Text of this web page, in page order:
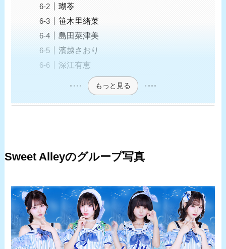
瑚苓
笹木里緒菜
島田菜津美
濱越さおり
深江有恵
もっと見る
Sweet Alleyのグループ写真